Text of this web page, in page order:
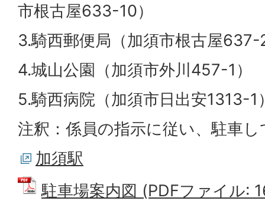
市根古屋633-10）
3.騎西郵便局（加須市根古屋637-
4.城山公園（加須市外川457-1）
5.騎西病院（加須市日出安1313-1
注釈：係員の指示に従い、駐車
加須駅
駐車場案内図 (PDFファイル: